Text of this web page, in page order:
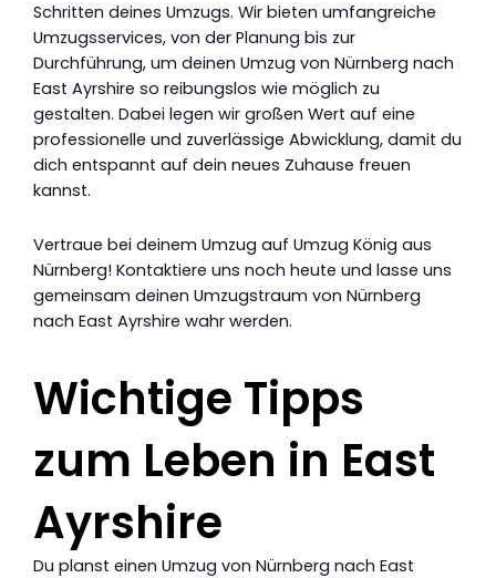
Schritten deines Umzugs. Wir bieten umfangreiche
Umzugsservices, von der Planung bis zur
Durchführung, um deinen Umzug von Nürnberg nach
East Ayrshire so reibungslos wie möglich zu
gestalten. Dabei legen wir großen Wert auf eine
professionelle und zuverlässige Abwicklung, damit du
dich entspannt auf dein neues Zuhause freuen
kannst.
Vertraue bei deinem Umzug auf Umzug König aus
Nürnberg! Kontaktiere uns noch heute und lasse uns
gemeinsam deinen Umzugstraum von Nürnberg
nach East Ayrshire wahr werden.
Wichtige Tipps
zum Leben in East
Ayrshire
Du planst einen Umzug von Nürnberg nach East